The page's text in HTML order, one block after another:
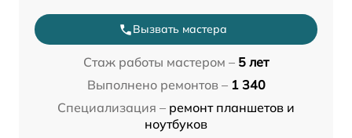
Вызвать мастера
Стаж работы мастером – 5 лет
Выполнено ремонтов – 1 340
Специализация – ремонт планшетов и
ноутбуков